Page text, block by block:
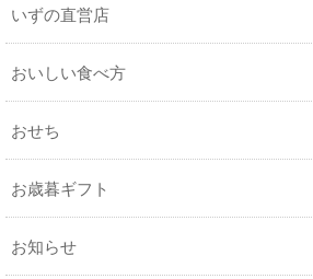
いずの直営店
おいしい食べ方
おせち
お歳暮ギフト
お知らせ